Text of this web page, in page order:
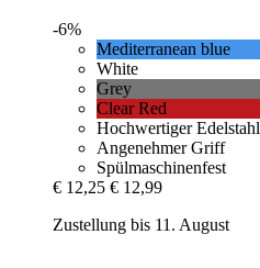
-6%
Mediterranean blue
White
Grey
Clear Red
Hochwertiger Edelstahl
Angenehmer Griff
Spülmaschinenfest
€ 12,25 € 12,99
Zustellung bis 11. August